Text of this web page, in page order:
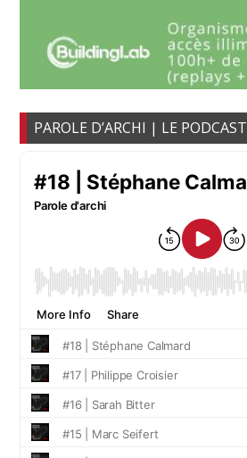
PAROLE D’ARCHI | LE PODCAST